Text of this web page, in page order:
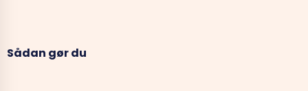
Sådan gør du